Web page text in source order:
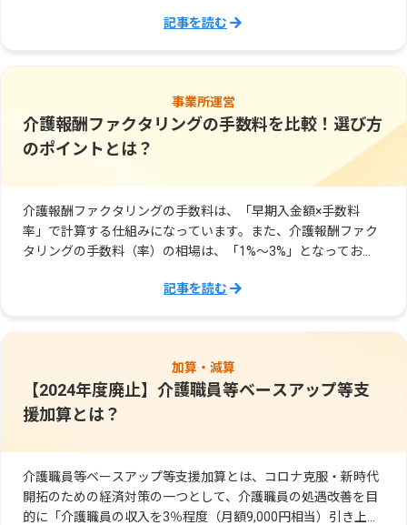
介護給付費として国保連へ請求します。
記事を読む
事業所運営
介護報酬ファクタリングの手数料を比較！選び方
のポイントとは？
介護報酬ファクタリングの手数料は、「早期入金額×手数料
率」で計算する仕組みになっています。また、介護報酬ファク
タリングの手数料（率）の相場は、「1%～3%」となってお
も割安な手数料率となっています。
記事を読む
加算・減算
【2024年度廃止】介護職員等ベースアップ等支
援加算とは？
介護職員等ベースアップ等支援加算とは、コロナ克服・新時代
開拓のための経済対策の一つとして、介護職員の処遇改善を目
的に「介護職員の収入を3％程度（月額9,000円相当）引き上げ